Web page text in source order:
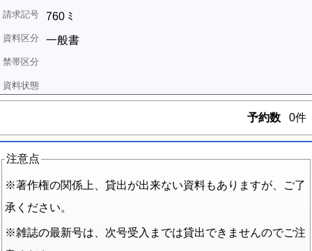
760 ﾐ
一般書
予約数 0件
注意点
※著作権の関係上、貸出が出来ない資料もありますが、ご了
承ください。
※雑誌の最新号は、次号受入までは貸出できませんのでご注